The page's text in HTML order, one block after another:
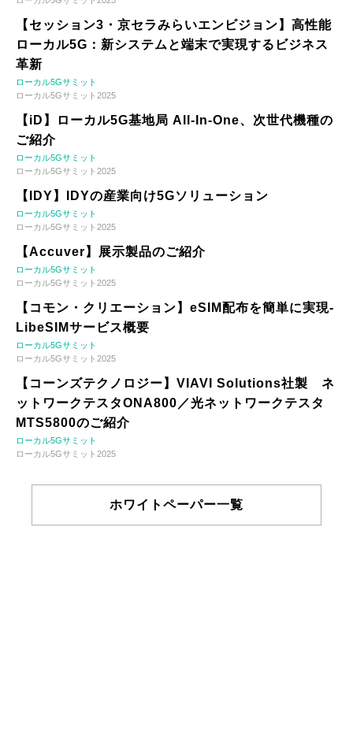
【セッション3・京セラみらいエンビジョン】高性能
ローカル5G：新システムと端末で実現するビジネス
革新
ローカル5Gサミット
ローカル5Gサミット2025
【iD】ローカル5G基地局 All-In-One、次世代機種の
ご紹介
ローカル5Gサミット
ローカル5Gサミット2025
【IDY】IDYの産業向け5Gソリューション
ローカル5Gサミット
ローカル5Gサミット2025
【Accuver】展示製品のご紹介
ローカル5Gサミット
ローカル5Gサミット2025
【コモン・クリエーション】eSIM配布を簡単に実現-
LibeSIMサービス概要
ローカル5Gサミット
ローカル5Gサミット2025
【コーンズテクノロジー】VIAVI Solutions社製 ネ
ットワークテスタONA800／光ネットワークテスタ
MTS5800のご紹介
ローカル5Gサミット
ローカル5Gサミット2025
ホワイトペーパー一覧